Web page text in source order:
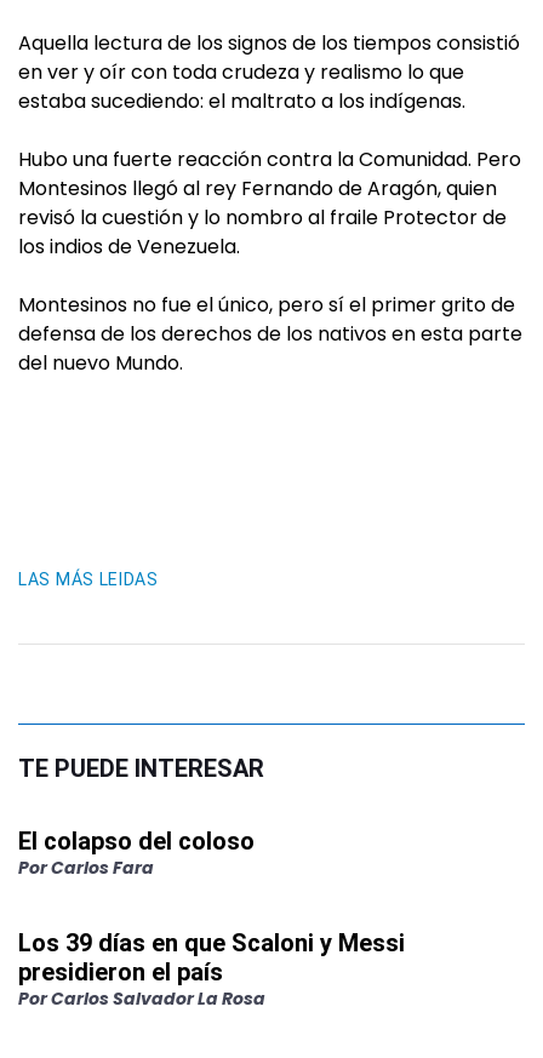
Aquella lectura de los signos de los tiempos consistió
en ver y oír con toda crudeza y realismo lo que
estaba sucediendo: el maltrato a los indígenas.
Hubo una fuerte reacción contra la Comunidad. Pero
Montesinos llegó al rey Fernando de Aragón, quien
revisó la cuestión y lo nombro al fraile Protector de
los indios de Venezuela.
Montesinos no fue el único, pero sí el primer grito de
defensa de los derechos de los nativos en esta parte
del nuevo Mundo.
LAS MÁS LEIDAS
TE PUEDE INTERESAR
El colapso del coloso
PorCarlos Fara
Los 39 días en que Scaloni y Messi
presidieron el país
PorCarlos Salvador La Rosa